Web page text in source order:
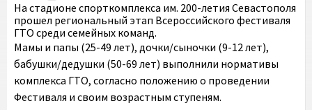
На стадионе спорткомплекса им. 200-летия Севастополя
прошел региональный этап Всероссийского фестиваля
ГТО среди семейных команд.
Мамы и папы (25-49 лет), дочки/сыночки (9-12 лет),
бабушки/дедушки (50-69 лет) выполнили нормативы
комплекса ГТО, согласно положению о проведении
Фестиваля и своим возрастным ступеням.